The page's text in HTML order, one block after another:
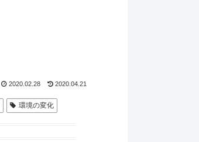
2020.02.28 2020.04.21
環境の変化